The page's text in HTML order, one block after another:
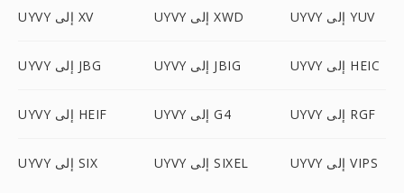
UYVY إلى XV UYVY إلى XWD UYVY إلى YUV
UYVY إلى JBG UYVY إلى JBIG UYVY إلى HEIC
UYVY إلى HEIF UYVY إلى G4 UYVY إلى RGF
UYVY إلى SIX UYVY إلى SIXEL UYVY إلى VIPS